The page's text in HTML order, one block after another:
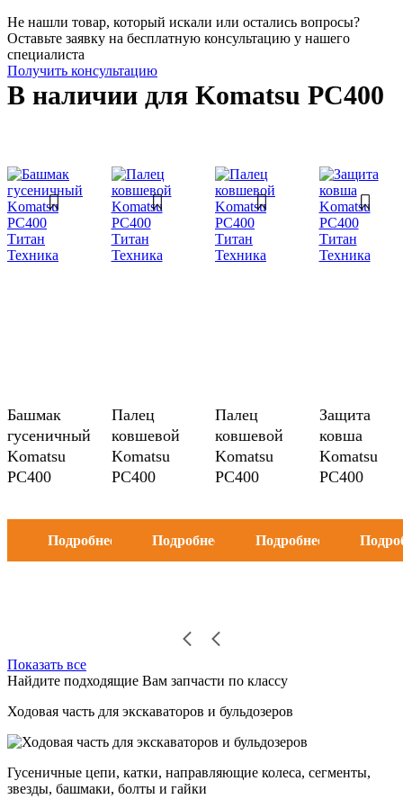
Не нашли товар, который искали или остались вопросы?
Оставьте заявку на бесплатную консультацию у нашего
специалиста
Получить консультацию
В наличии для Komatsu PC400
Башмак
гусеничный
Komatsu
PC400
Подробнее
Палец
ковшевой
Komatsu
PC400
Подробнее
Палец
ковшевой
Komatsu
PC400
Подробнее
Защита
ковша
Komatsu
PC400
Показать все
Найдите подходящие Вам запчасти по классу
Ходовая часть для экскаваторов и бульдозеров
Гусеничные цепи, катки, направляющие колеса, сегменты,
звезды, башмаки, болты и гайки